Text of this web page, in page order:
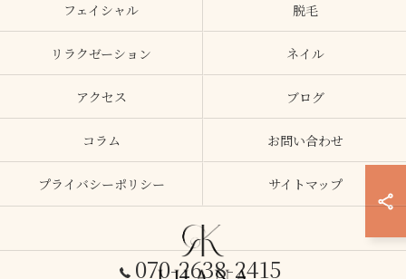
070-2638-2415
フェイシャル 脱毛
リラクゼーション ネイル
アクセス ブログ
コラム お問い合わせ
プライバシーポリシー サイトマップ